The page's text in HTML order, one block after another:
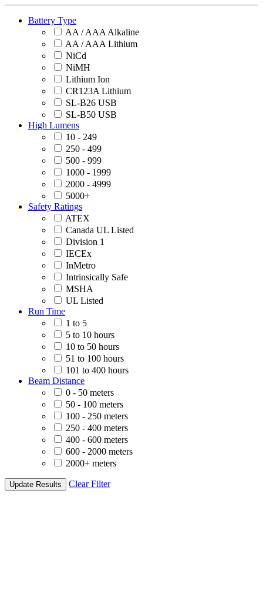
Battery Type
AA / AAA Alkaline
AA / AAA Lithium
NiCd
NiMH
Lithium Ion
CR123A Lithium
SL-B26 USB
SL-B50 USB
High Lumens
10 - 249
250 - 499
500 - 999
1000 - 1999
2000 - 4999
5000+
Safety Ratings
ATEX
Canada UL Listed
Division 1
IECEx
InMetro
Intrinsically Safe
MSHA
UL Listed
Run Time
1 to 5
5 to 10 hours
10 to 50 hours
51 to 100 hours
101 to 400 hours
Beam Distance
0 - 50 meters
50 - 100 meters
100 - 250 meters
250 - 400 meters
400 - 600 meters
600 - 2000 meters
2000+ meters
Update Results Clear Filter